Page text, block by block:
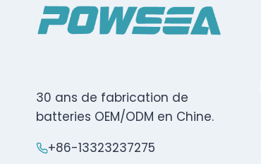
30 ans de fabrication de
batteries OEM/ODM en Chine.
+86-13323237275